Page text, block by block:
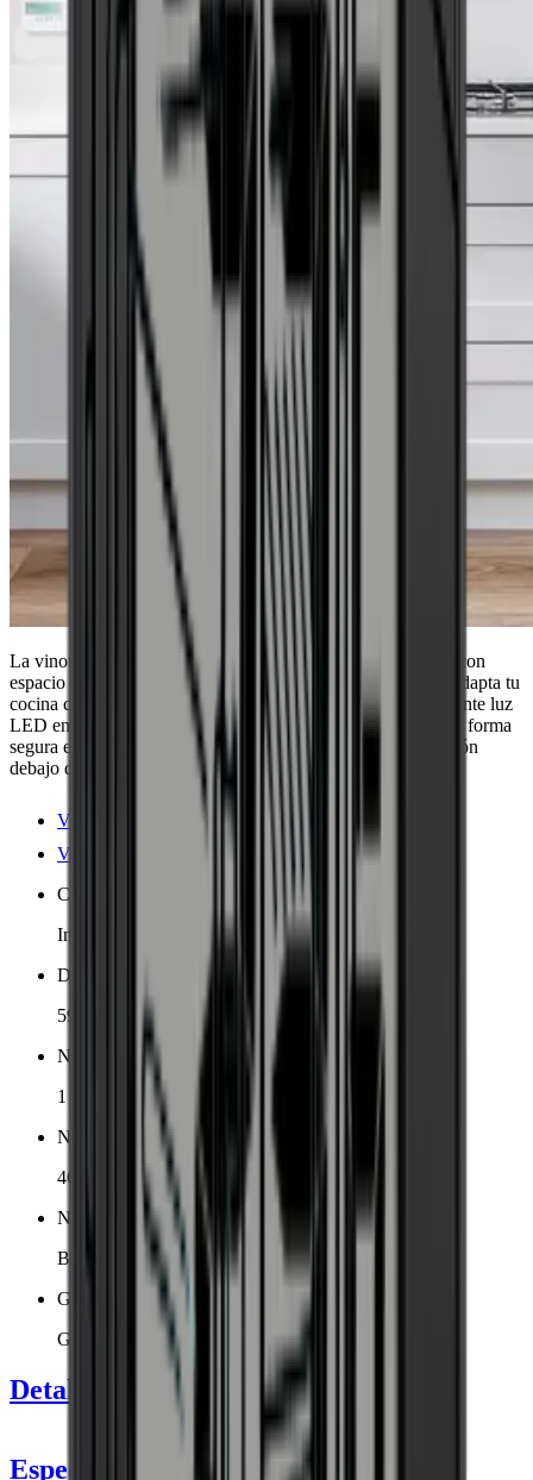
La vinoteca Pevino Majestic ofrece diseño y funcionalidad, con
espacio para hasta 39 botellas en 2 zonas de refrigeración. Adapta tu
cocina con tu propia puerta de cocina y disfruta de una elegante luz
LED en 3 colores, mientras que tus botellas se almacenan de forma
segura en estantes de madera de haya. Ideal para su instalación
debajo de la encimera de la cocina.
Ver detalles del producto
Ver especificaciones
Colocación
Incorporado, Totalmente integrado
Dimensiones (AnxAlxP cm)
59.5 x 82 x 57 cm
Número de zonas de enfriamiento
1 zona
Número de botellas (Burdeos, máx)
46
Nivel de ruido
Bajo
Garantía
Garantía de 3 años
Detalles del producto
Especificaciones